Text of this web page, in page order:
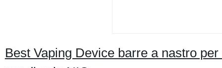
Best Vaping Device barre a nastro